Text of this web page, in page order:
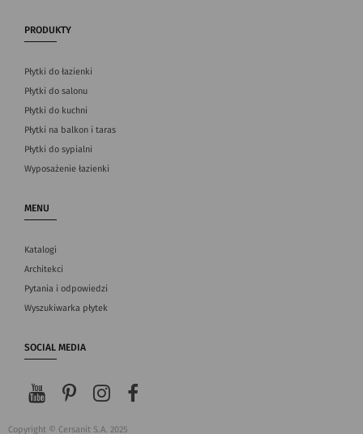
PRODUKTY
Płytki do łazienki
Płytki do salonu
Płytki do kuchni
Płytki na balkon i taras
Płytki do sypialni
Wyposażenie łazienki
MENU
Katalogi
Architekci
Pytania i odpowiedzi
Wyszukiwarka płytek
SOCIAL MEDIA
Copyright © Cersanit S.A. 2025